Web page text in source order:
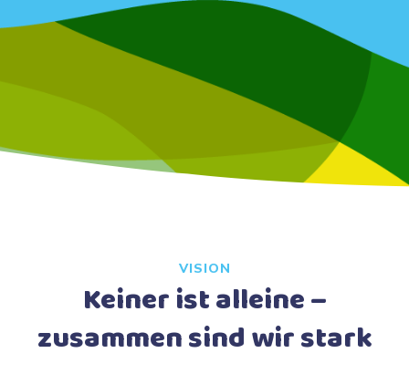
VISION
Keiner ist alleine –
zusammen sind wir stark